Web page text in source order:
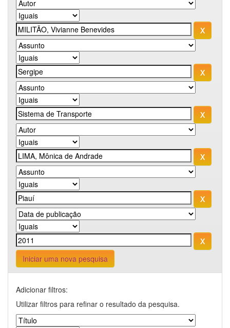
Iniciar uma nova pesquisa
Adicionar filtros:
Utilizar filtros para refinar o resultado da pesquisa.